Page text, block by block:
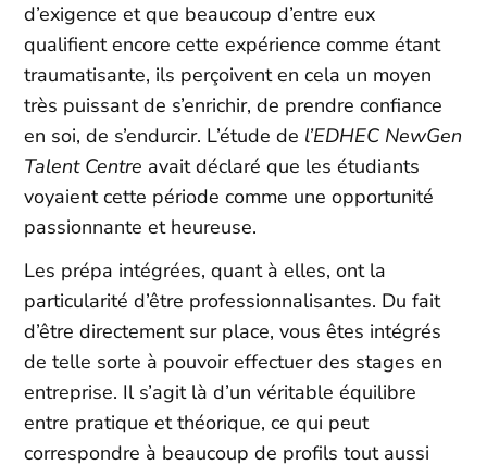
d’exigence et que beaucoup d’entre eux
qualifient encore cette expérience comme étant
traumatisante, ils perçoivent en cela un moyen
très puissant de s’enrichir, de prendre confiance
en soi, de s’endurcir. L’étude de l’EDHEC NewGen
Talent Centre avait déclaré que les étudiants
voyaient cette période comme une opportunité
passionnante et heureuse.
Les prépa intégrées, quant à elles, ont la
particularité d’être professionnalisantes. Du fait
d’être directement sur place, vous êtes intégrés
de telle sorte à pouvoir effectuer des stages en
entreprise. Il s’agit là d’un véritable équilibre
entre pratique et théorique, ce qui peut
correspondre à beaucoup de profils tout aussi